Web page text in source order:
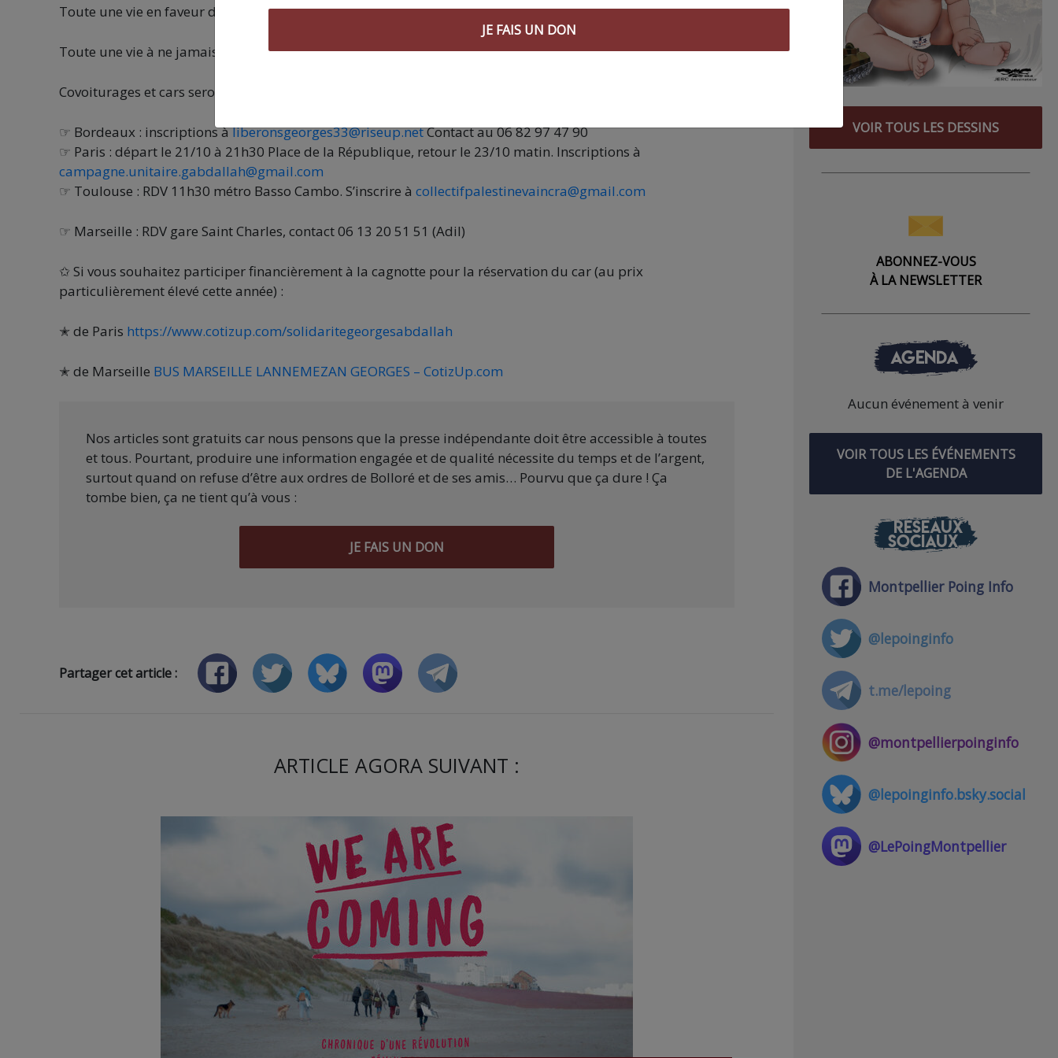
Toute une vie en faveur de la juste et légitime cause du peuple palestinien.
Toute une vie à ne jamais renier son identité politique…
Covoiturages et cars seront à disposition :
☞ Bordeaux : inscriptions àliberonsgeorges33@riseup.netContact au 06 82 97 47 90
☞ Paris : départ le 21/10 à 21h30 Place de la République, retour le 23/10 matin. Inscriptions à
campagne.unitaire.gabdallah@gmail.com
☞ Toulouse : RDV 11h30 métro Basso Cambo. S’inscrire à collectifpalestinevaincra@gmail.com
☞ Marseille : RDV gare Saint Charles, contact 06 13 20 51 51 (Adil)
✩ Si vous souhaitez participer financièrement à la cagnotte pour la réservation du car (au prix
particulièrement élevé cette année) :
✭ de Paris https://www.cotizup.com/solidaritegeorgesabdallah
✭ de Marseille BUS MARSEILLE LANNEMEZAN GEORGES – CotizUp.com
Nos articles sont gratuits car nous pensons que la presse indépendante doit être accessible à toutes
et tous. Pourtant, produire une information engagée et de qualité nécessite du temps et de l’argent,
surtout quand on refuse d’être aux ordres de Bolloré et de ses amis… Pourvu que ça dure ! Ça
tombe bien, ça ne tient qu’à vous :
JE FAIS UN DON
Partager cet article :
ARTICLE AGORA SUIVANT :
VOIR TOUS LES DESSINS
ABONNEZ-VOUS
À LA NEWSLETTER
AGENDA
Aucun événement à venir
VOIR TOUS LES ÉVÉNEMENTS
DE L'AGENDA
RÉSEAUX
SOCIAUX
Montpellier Poing Info
@lepoinginfo
t.me/lepoing
@montpellierpoinginfo
@lepoinginfo.bsky.social
@LePoingMontpellier
JE FAIS UN DON